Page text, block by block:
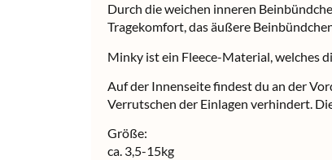
Durch die weichen inneren
Tragekomfort, das äußere
Minky ist ein Fleece-Material, welches
Auf der Innenseite findest du an der
Verrutschen der Einlagen verhindert.
Größe:
ca. 3,5-15kg